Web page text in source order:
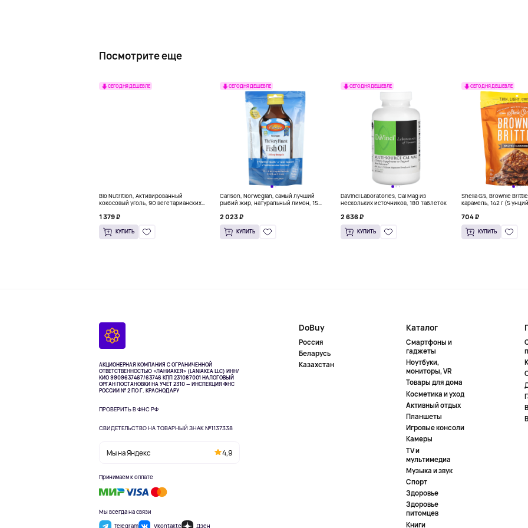
Посмотрите еще
СЕГОДНЯ ДЕШЕВЛЕ
Bio Nutrition, Активированный
кокосовый уголь, 90 вегетарианских
1 379 ₽
КУПИТЬ
СЕГОДНЯ ДЕШЕВЛЕ
Carlson, Norwegian, самый лучший
рыбий жир, натуральный лимон, 15
2 023 ₽
КУПИТЬ
СЕГОДНЯ ДЕШЕВЛЕ
DaVinci Laboratories, Cal Mag из
нескольких источников, 180 таблеток
2 636 ₽
КУПИТЬ
СЕГОДНЯ ДЕШЕВЛЕ
Sheila G's, Brownie
карамель, 142 г (5
704 ₽
КУПИТЬ
АКЦИОНЕРНАЯ КОМПАНИЯ С ОГРАНИЧЕННОЙ
ОТВЕТСТВЕННОСТЬЮ «ЛАНИАКЕЯ» (LANIAKEA LLC) ИНН/
КИО 9909637467/63746 КПП 231087001НАЛОГОВЫЙ
ОРГАН ПОСТАНОВКИ НА УЧЁТ 2310 — ИНСПЕКЦИЯ ФНС
РОССИИ № 2 ПО Г. КРАСНОДАРУ
ПРОВЕРИТЬ В ФНС РФ
СВИДЕТЕЛЬСТВО НА ТОВАРНЫЙ ЗНАК №1137338
Мы на Яндекс 4,9
Принимаем к оплате
Мы всегда на связи
Telegram
Vkontakte Дзен
DoBuy
Россия
Беларусь
Казахстан
Каталог
Смартфоны и
гаджеты
Ноутбуки,
мониторы, VR
Товары для дома
Косметика и уход
Активный отдых
Планшеты
Игровые консоли
Камеры
TV и
мультимедиа
Музыка и звук
Спорт
Здоровье
Здоровье
питомцев
Книги